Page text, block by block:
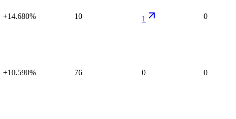
+14.680% 10 1 0
+10.590% 76 0 0